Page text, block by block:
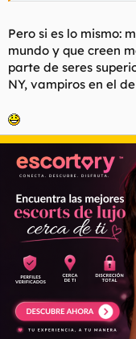
Pero si es lo mismo:
mundo y que creen
parte de seres
NY, vampiros en el